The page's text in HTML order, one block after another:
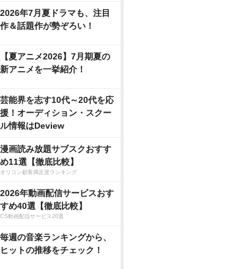
2026年7月夏ドラマも、注目
作＆話題作が勢ぞろい！
【夏アニメ2026】7月期夏の
新アニメを一挙紹介！
芸能界を志す10代～20代を応
援！オーディション・スクー
ル情報はDeview
漫画読み放題サブスクおすす
め11選【徹底比較】
オリコン顧客満足度ランキング
2026年動画配信サービスおす
すめ40選【徹底比較】
CS動画配信サービス20選
毎週の音楽ランキングから、
ヒットの推移をチェック！